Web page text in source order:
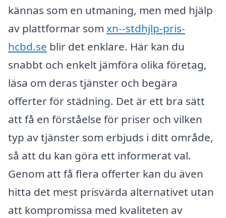
kännas som en utmaning, men med hjälp
av plattformar som xn--stdhjlp-pris-
hcbd.se blir det enklare. Här kan du
snabbt och enkelt jämföra olika företag,
läsa om deras tjänster och begära
offerter för städning. Det är ett bra sätt
att få en förståelse för priser och vilken
typ av tjänster som erbjuds i ditt område,
så att du kan göra ett informerat val.
Genom att få flera offerter kan du även
hitta det mest prisvärda alternativet utan
att kompromissa med kvaliteten av